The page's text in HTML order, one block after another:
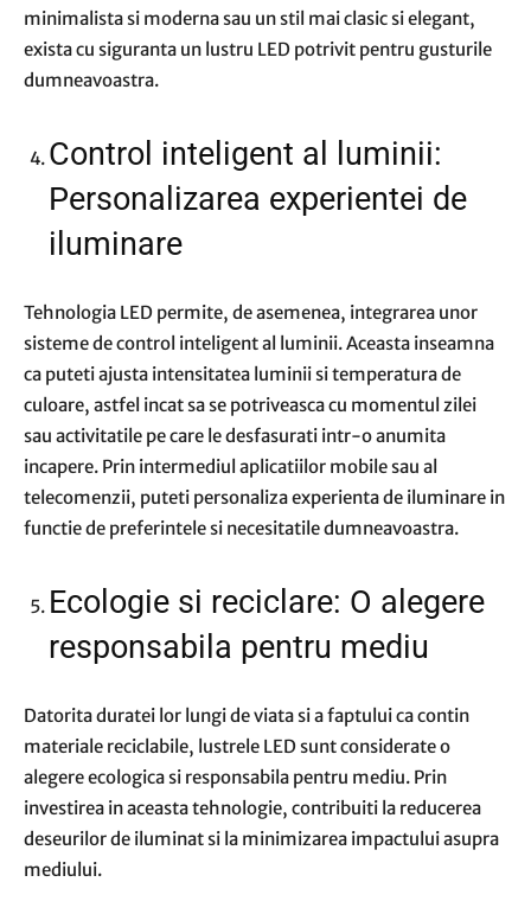
minimalista si moderna sau un stil mai clasic si elegant,
exista cu siguranta un lustru LED potrivit pentru gusturile
dumneavoastra.
Control inteligent al luminii:
Personalizarea experientei de
iluminare
Tehnologia LED permite, de asemenea, integrarea unor
sisteme de control inteligent al luminii. Aceasta inseamna
ca puteti ajusta intensitatea luminii si temperatura de
culoare, astfel incat sa se potriveasca cu momentul zilei
sau activitatile pe care le desfasurati intr-o anumita
incapere. Prin intermediul aplicatiilor mobile sau al
telecomenzii, puteti personaliza experienta de iluminare in
functie de preferintele si necesitatile dumneavoastra.
Ecologie si reciclare: O alegere
responsabila pentru mediu
Datorita duratei lor lungi de viata si a faptului ca contin
materiale reciclabile, lustrele LED sunt considerate o
alegere ecologica si responsabila pentru mediu. Prin
investirea in aceasta tehnologie, contribuiti la reducerea
deseurilor de iluminat si la minimizarea impactului asupra
mediului.